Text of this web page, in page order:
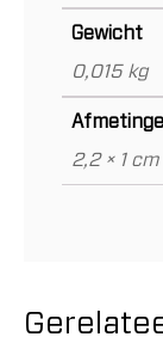
Gewicht
0,015 kg
2,2 × 1 cm